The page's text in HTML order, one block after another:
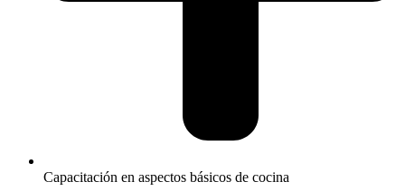
Capacitación en aspectos básicos de cocina